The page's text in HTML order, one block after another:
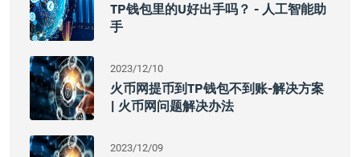
TP钱包里的U好出手吗？ - 人工智能助
手
2023/12/10
火币网提币到TP钱包不到账-解决方案
| 火币网问题解决办法
2023/12/09